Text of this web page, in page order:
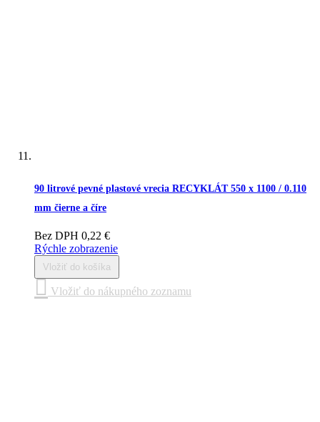
90 litrové pevné plastové vrecia RECYKLÁT 550 x 1100 / 0.110
mm čierne a číre
Bez DPH 0,22 €
Rýchle zobrazenie
Vložiť do košíka
Vložiť do nákupného zoznamu